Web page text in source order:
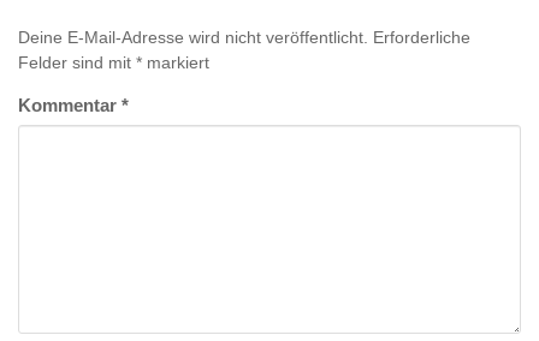
Deine E-Mail-Adresse wird nicht veröffentlicht. Erforderliche
Felder sind mit * markiert
Kommentar *